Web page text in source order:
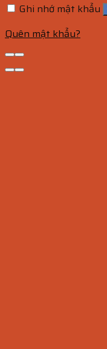
Ghi nhớ mật khẩu
Quên mật khẩu?